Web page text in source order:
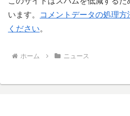
います。
コメントデータの処理
ください。
ホーム ニュース